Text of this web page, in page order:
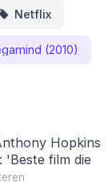
Netflix
(2010)
Hopkins
'Beste film die